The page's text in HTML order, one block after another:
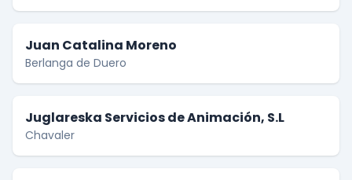
Juan Catalina Moreno
Berlanga de Duero
Juglareska Servicios de Animación, S.L
Chavaler